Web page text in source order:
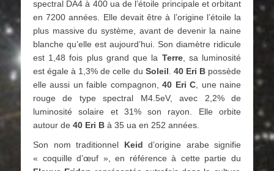
spectral DA4 à 400 ua de l’étoile principale et orbitant
en 7200 années. Elle devait être à l’origine l’étoile la
plus massive du système, avant de devenir la naine
blanche qu’elle est aujourd’hui. Son diamètre ridicule
est 1,48 fois plus grand que la Terre, sa luminosité
est égale à 1,3% de celle du Soleil 40 Eri Bpossède
elle aussi un faible compagnon,40 Eri C , une naine
rouge de type spectral M4.5eV, avec 2,2% de
luminosité solaire et 31% son rayon. Elle orbite
autour de 40 Eri B à 35 ua en 252 années.
Son nom traditionnel Keid d’origine arabe signifie
« coquille d’œuf », en référence à cette partie du